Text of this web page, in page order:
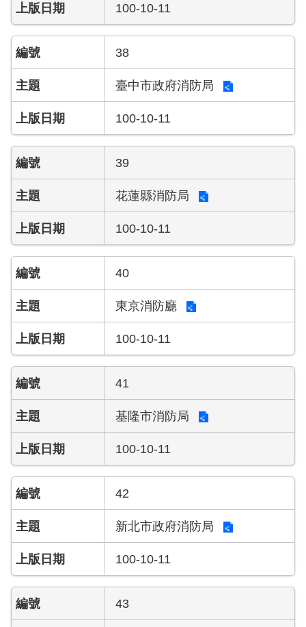
100-10-11
38
臺中市政府消防局
100-10-11
39
花蓮縣消防局
100-10-11
40
東京消防廳
100-10-11
41
基隆市消防局
100-10-11
42
新北市政府消防局
100-10-11
43